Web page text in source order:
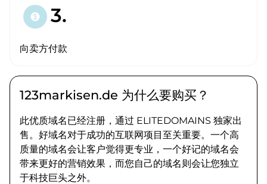
paid 3.
向卖方付款
123markisen.de 为什么要购买？
此优质域名已经注册，通过 ELITEDOMAINS 独家出
售。好域名对于成功的互联网项目至关重要。一个高
质量的域名会让客户觉得更专业，一个好记的域名会
带来更好的营销效果，而您自己的域名则会让您独立
于科技巨头之外。